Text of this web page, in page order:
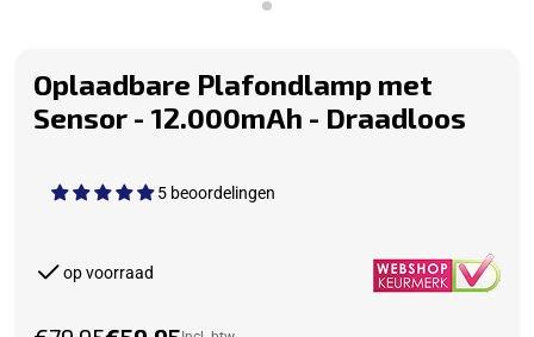
Oplaadbare Plafondlamp met
Sensor - 12.000mAh - Draadloos
5 beoordelingen
op voorraad